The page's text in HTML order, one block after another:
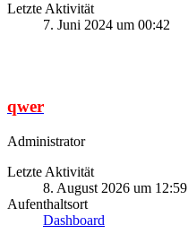
Letzte Aktivität
7. Juni 2024 um 00:42
qwer
Administrator
Letzte Aktivität
8. August 2026 um 12:59
Aufenthaltsort
Dashboard